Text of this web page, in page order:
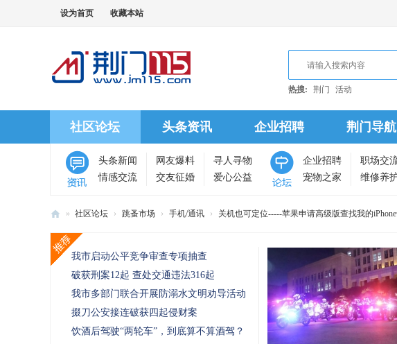
设为首页 收藏本站
热搜: 荆门 活动
社区论坛 头条资讯 企业招聘 荆门导航
头条新闻 网友爆料
寻人寻物
情感交流
交友征婚 爱心公益
企业招聘 职场交
宠物之家
维修养
荆
门
» 社区论坛 › 跳蚤市场 › 手机/通讯 › 关机也可定位-----苹果申请高级版查找我的
我市启动公平竞争审查专项抽查
破获刑案12起 查处交通违法316起
我市多部门联合开展防溺水文明劝导活动
掇刀公安接连破获四起侵财案
饮酒后驾驶“两轮车”，到底算不算酒驾？